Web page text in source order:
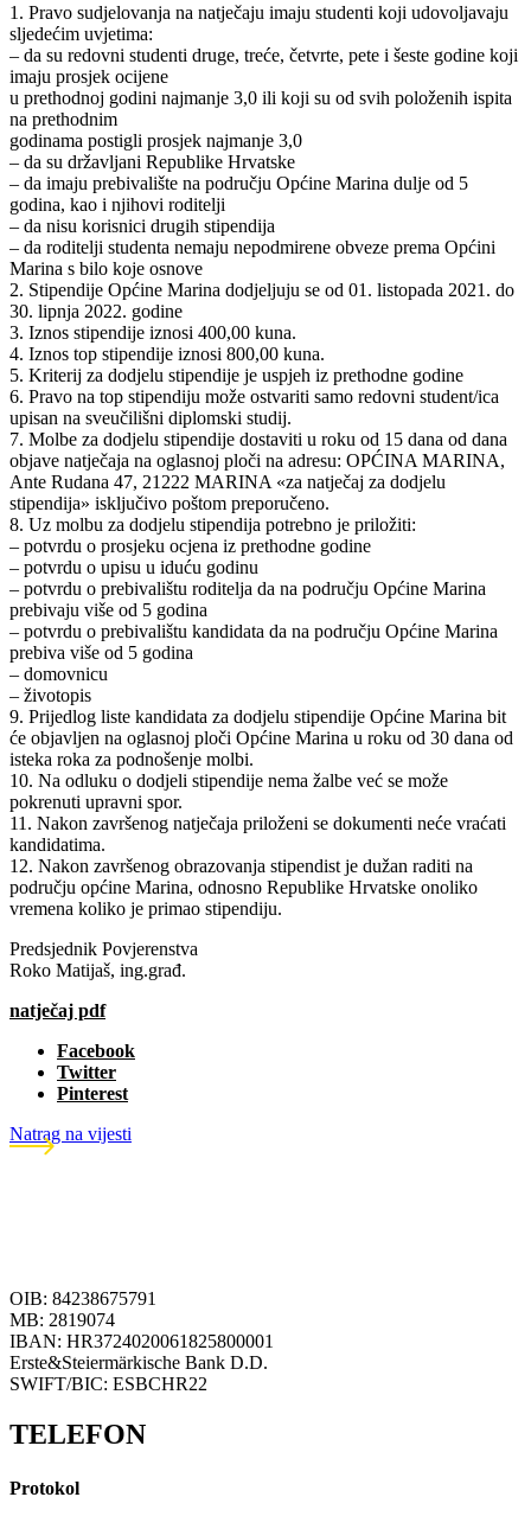
1. Pravo sudjelovanja na natječaju imaju studenti koji udovoljavaju
sljedećim uvjetima:
– da su redovni studenti druge, treće, četvrte, pete i šeste godine koji
imaju prosjek ocijene
u prethodnoj godini najmanje 3,0 ili koji su od svih položenih ispita
na prethodnim
godinama postigli prosjek najmanje 3,0
– da su državljani Republike Hrvatske
– da imaju prebivalište na području Općine Marina dulje od 5
godina, kao i njihovi roditelji
– da nisu korisnici drugih stipendija
– da roditelji studenta nemaju nepodmirene obveze prema Općini
Marina s bilo koje osnove
2. Stipendije Općine Marina dodjeljuju se od 01. listopada 2021. do
30. lipnja 2022. godine
3. Iznos stipendije iznosi 400,00 kuna.
4. Iznos top stipendije iznosi 800,00 kuna.
5. Kriterij za dodjelu stipendije je uspjeh iz prethodne godine
6. Pravo na top stipendiju može ostvariti samo redovni student/ica
upisan na sveučilišni diplomski studij.
7. Molbe za dodjelu stipendije dostaviti u roku od 15 dana od dana
objave natječaja na oglasnoj ploči na adresu: OPĆINA MARINA,
Ante Rudana 47, 21222 MARINA «za natječaj za dodjelu
stipendija» isključivo poštom preporučeno.
8. Uz molbu za dodjelu stipendija potrebno je priložiti:
– potvrdu o prosjeku ocjena iz prethodne godine
– potvrdu o upisu u iduću godinu
– potvrdu o prebivalištu roditelja da na području Općine Marina
prebivaju više od 5 godina
– potvrdu o prebivalištu kandidata da na području Općine Marina
prebiva više od 5 godina
– domovnicu
– životopis
9. Prijedlog liste kandidata za dodjelu stipendije Općine Marina bit
će objavljen na oglasnoj ploči Općine Marina u roku od 30 dana od
isteka roka za podnošenje molbi.
10. Na odluku o dodjeli stipendije nema žalbe već se može
pokrenuti upravni spor.
11. Nakon završenog natječaja priloženi se dokumenti neće vraćati
kandidatima.
12. Nakon završenog obrazovanja stipendist je dužan raditi na
području općine Marina, odnosno Republike Hrvatske onoliko
vremena koliko je primao stipendiju.
Predsjednik Povjerenstva
Roko Matijaš, ing.građ.
natječaj pdf
Facebook
Twitter
Pinterest
Natrag na vijesti
OIB: 84238675791
MB: 2819074
IBAN: HR3724020061825800001
Erste&Steiermärkische Bank D.D.
SWIFT/BIC: ESBCHR22
TELEFON
Protokol